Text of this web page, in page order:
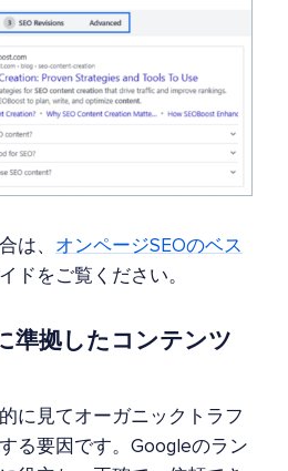
は、 オンページSEOのベス
ドをご覧ください。
準拠したコンテンツ
に見てオーガニックトラフ
る要因です。Googleのラン